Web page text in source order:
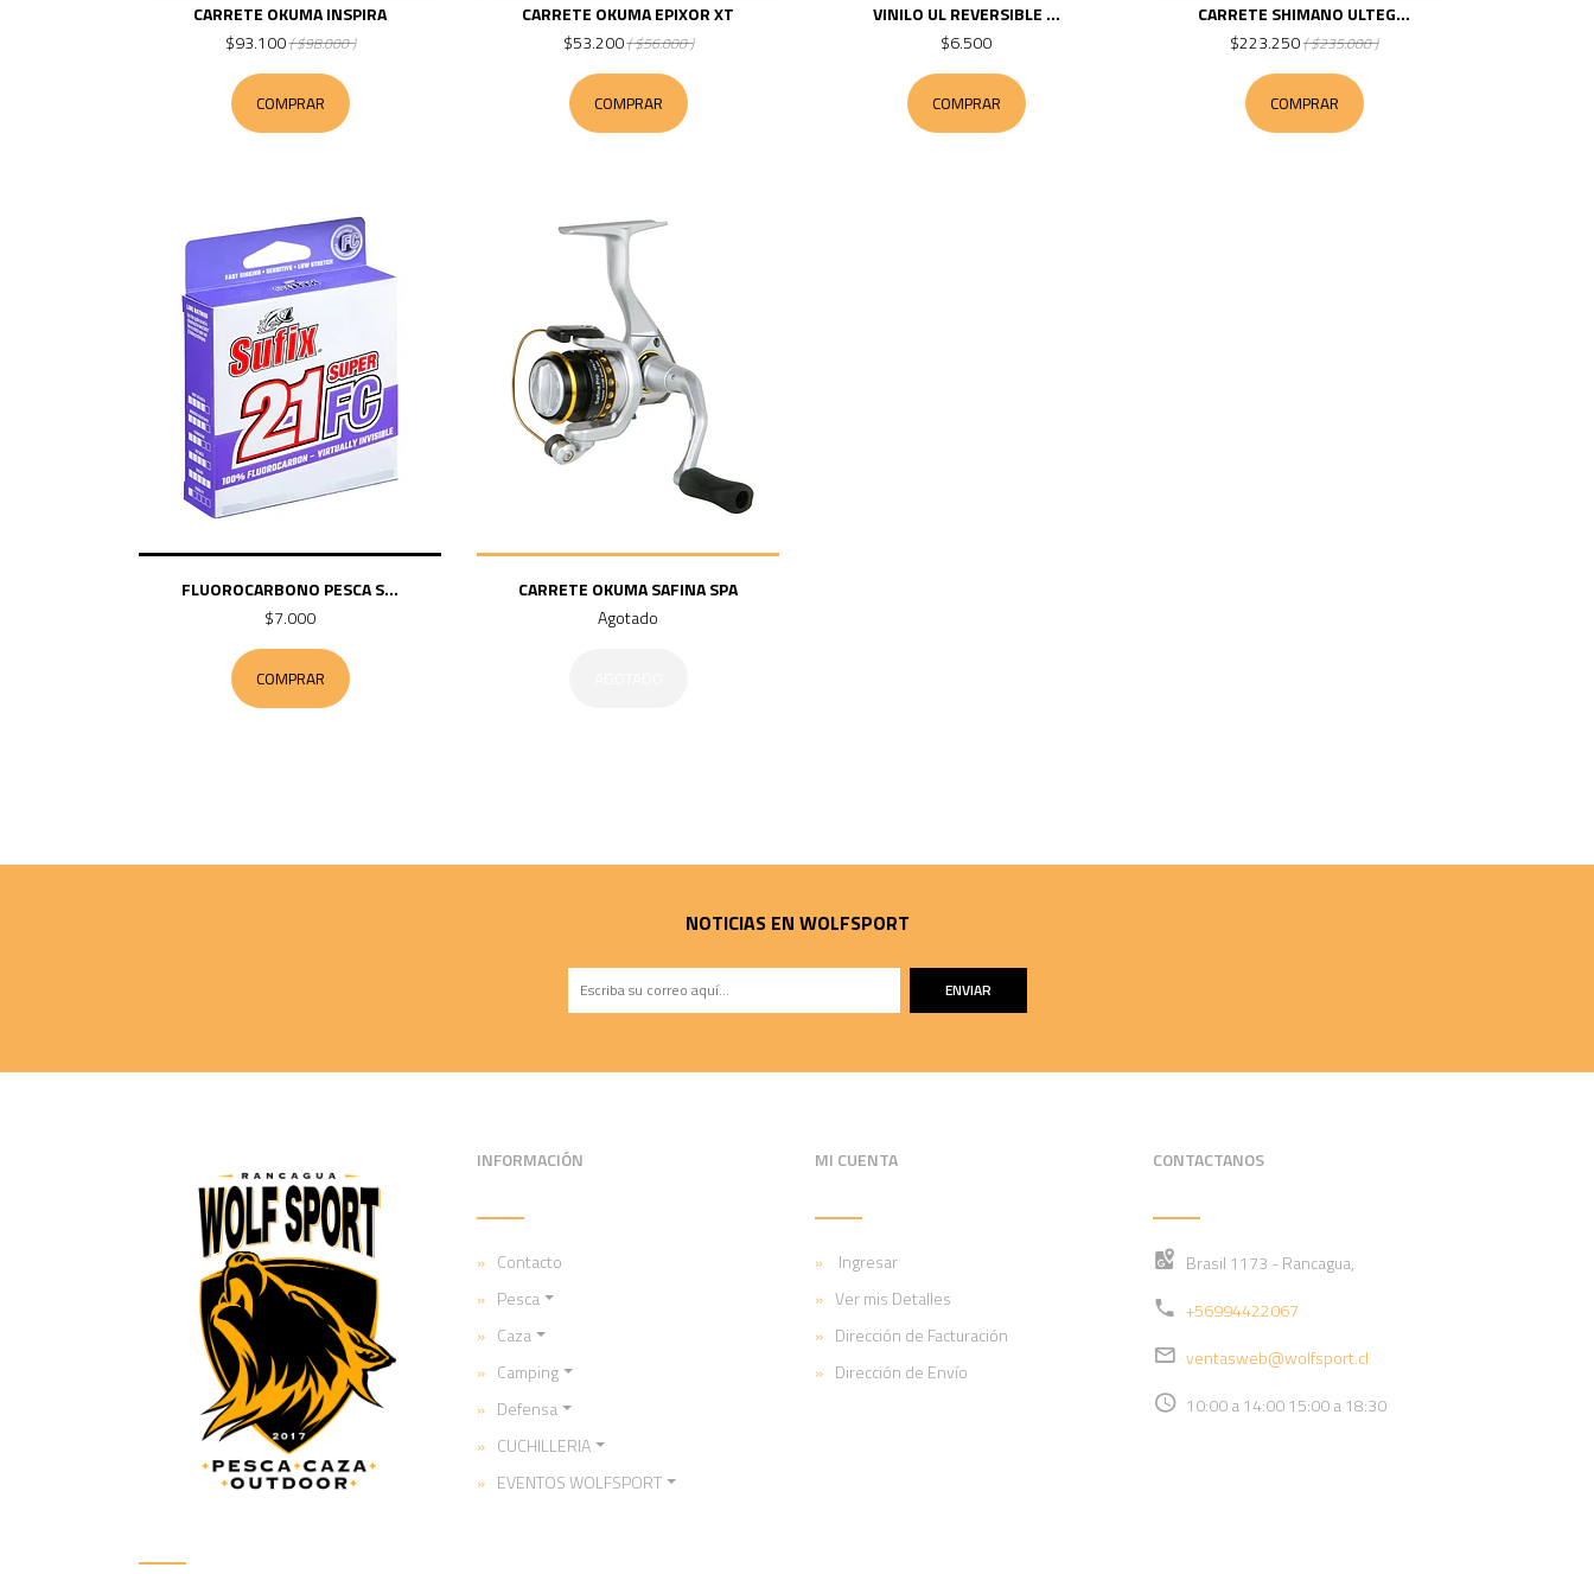
CARRETE OKUMA INSPIRA
$93.100( $98.000 )
COMPRAR
CARRETE OKUMA EPIXOR XT
$53.200( $56.000 )
COMPRAR
VINILO UL REVERSIBLE ...
$6.500
COMPRAR
CARRETE SHIMANO ULTEG...
$223.250( $235.000 )
COMPRAR
FLUOROCARBONO PESCA S...
$7.000
COMPRAR
CARRETE OKUMA SAFINA SPA
Agotado
NOTICIAS EN WOLFSPORT
ENVIAR
INFORMACIÓN
Contacto
Pesca
Caza
Camping
Defensa
CUCHILLERIA
EVENTOS WOLFSPORT
MI CUENTA
Ingresar
Ver mis Detalles
Dirección de Facturación
Dirección de Envío
CONTACTANOS
Brasil 1173 - Rancagua,
+56994422067
ventasweb@wolfsport.cl
10:00 a 14:00 15:00 a 18:30